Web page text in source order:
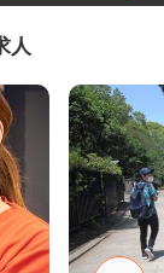
人